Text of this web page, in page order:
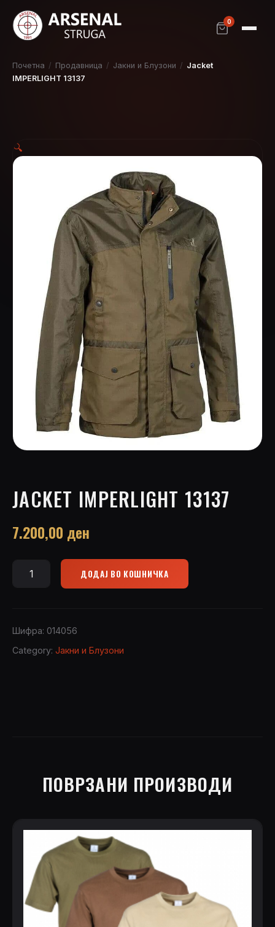
0
Почетна / Продавница / Јакни и Блузони / Jacket
IMPERLIGHT 13137
🔍
JACKET IMPERLIGHT 13137
7.200,00 ден
Jacket
quantity
ДОДАЈ ВО КОШНИЧКА
Шифра: 014056
Category: Јакни и Блузони
ПОВРЗАНИ ПРОИЗВОДИ